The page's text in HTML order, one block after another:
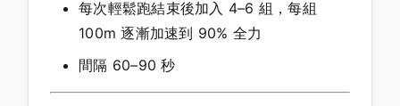
每次輕鬆跑結束後加入 4–6 組，每組
100m 逐漸加速到 90% 全力
間隔 60–90 秒